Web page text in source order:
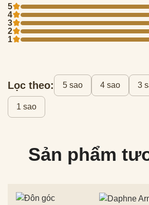
5
4
3
2
1
Lọc theo: 5 sao 4 sao 3
1 sao
Sản phẩm